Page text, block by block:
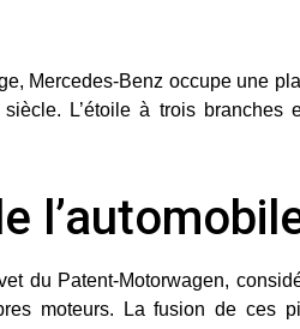
Mercedes-Benz occupe une
L’étoile à trois
du Patent-Motorwagen,
moteurs. La fusion de ces